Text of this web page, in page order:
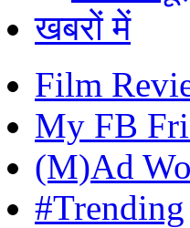
खबरों में
Film
My FB
(M)Ad
#Trending